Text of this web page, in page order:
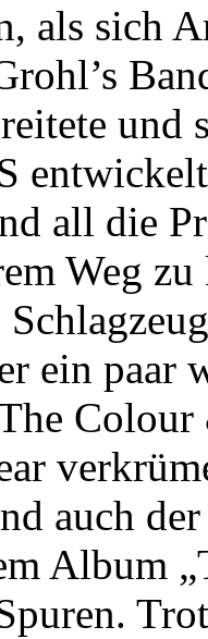
als sich
und
all die
Weg
ein paar
Colour
auch
Album